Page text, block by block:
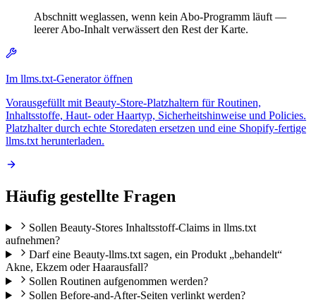
Abschnitt weglassen, wenn kein Abo-Programm läuft —
leerer Abo-Inhalt verwässert den Rest der Karte.
Im llms.txt-Generator öffnen
Vorausgefüllt mit Beauty-Store-Platzhaltern für Routinen,
Inhaltsstoffe, Haut- oder Haartyp, Sicherheitshinweise und Policies.
Platzhalter durch echte Storedaten ersetzen und eine Shopify-fertige
llms.txt herunterladen.
Häufig gestellte Fragen
Sollen Beauty-Stores Inhaltsstoff-Claims in llms.txt
aufnehmen?
Darf eine Beauty-llms.txt sagen, ein Produkt „behandelt“
Akne, Ekzem oder Haarausfall?
Sollen Routinen aufgenommen werden?
Sollen Before-and-After-Seiten verlinkt werden?